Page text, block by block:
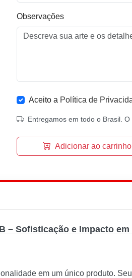
Observações
Aceito a Política de
Entregamos em todo o Brasil.
Adicionar ao carrinho
– Sofisticação e Impacto
em um único produto.